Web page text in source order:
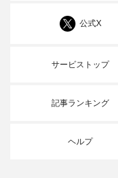
公式X
サービストップ
記事ランキング
ヘルプ